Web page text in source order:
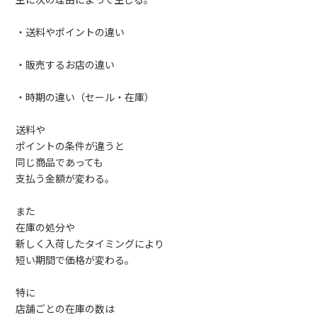
・送料やポイントの違い
・販売するお店の違い
・時期の違い（セール・在庫）
送料や
ポイントの条件が違うと
同じ商品であっても
支払う金額が変わる。
また
在庫の処分や
新しく入荷したタイミングにより
短い期間で価格が変わる。
特に
店舗ごとの在庫の数は